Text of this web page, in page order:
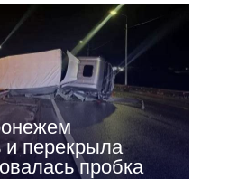
и перекрыла
пробка